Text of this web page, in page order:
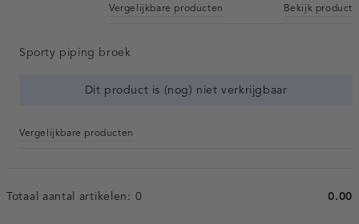
Vergelijkbare producten Bekijk product
Sporty piping broek
Dit product is (nog) niet verkrijgbaar
Vergelijkbare producten
Totaal aantal artikelen: 0 0.00